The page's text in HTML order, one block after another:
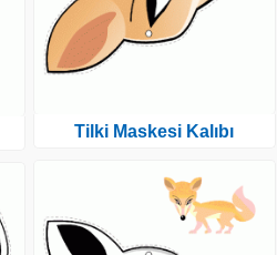
Tilki Maskesi Kalıbı